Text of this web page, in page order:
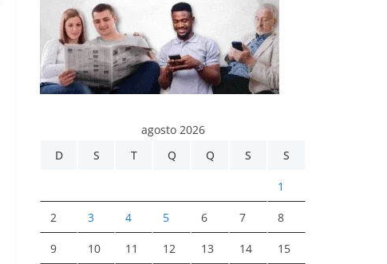
agosto 2026
D
S T Q Q S S
1
2 3 4 5 6 7 8
9 10 11 12 13 14 15